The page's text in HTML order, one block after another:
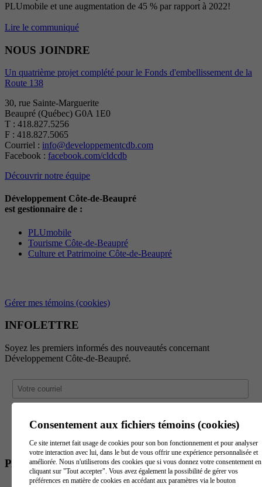
PLUmobile et une augmentation de 45 % par rapport à 2022!
Lire le communiqué
NOUS JOINDRE
Un quatrième projet complété pour le Fonds d'embellissement de la
Route 138
30, rue Sainte-Marguerite
Beaupré (Québec) G0A 1E0
T : 418.827.5256
F : 418.827.5065
Courriel : info@developpementcdb.com
Facebook : facebook.com/cldcdb
Découvrir notre équipe
Développement Côte-de-Beaupré
est gestionnaire de :
PLUmobile
Tourisme Côte-de-Beaupré
Culture et Patrimoine Côte-de-Beaupré
Gérer mes témoins (cookies)
INFOLETTRE
Soyez les premiers informés des nouveautés concernant
Développement Côte-de-Beaupré.
PARTENAIRES
Consentement aux fichiers témoins (cookies)
Ce site internet fait usage de cookies pour son bon fonctionnement et pour analyser
votre interaction avec lui, dans le but de vous offrir une expérience personnalisée et
améliorée. Nous n'utiliserons des cookies que si vous donnez votre consentement en
cliquant sur "Tout accepter". Vous avez également la possibilité de gérer vos
préférences en matière de cookies en accédant aux paramètres via le bouton